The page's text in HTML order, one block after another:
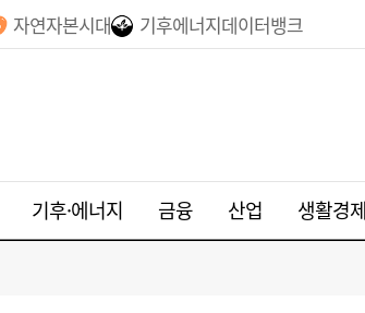
자연자본시대 기후에너지데이터뱅크
기후·에너지 금융 산업 생활경제